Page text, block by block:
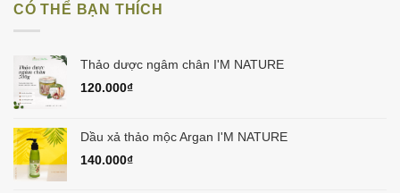
CÓ THỂ BẠN THÍCH
Thảo dược ngâm chân I'M NATURE
120.000₫
Dầu xả thảo mộc Argan I'M NATURE
140.000₫